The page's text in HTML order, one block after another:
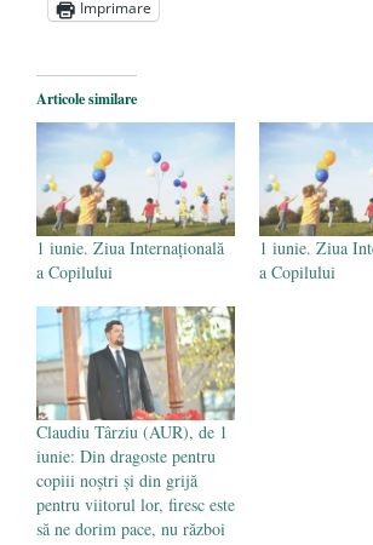
Statul care servește Națiunea
Legea Vexler produce efecte.
poetului Octavian Goga,
- 16 aprilie 2026
Imprimare
Articole similare
1 iunie. Ziua Internațională
a Copilului
1 iunie. Ziua
a Copilului
Claudiu Târziu (AUR), de 1
iunie: Din dragoste pentru
copiii noștri și din grijă
pentru viitorul lor, firesc este
să ne dorim pace, nu război